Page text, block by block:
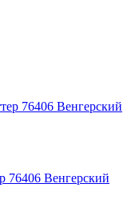
76406 Венгерский